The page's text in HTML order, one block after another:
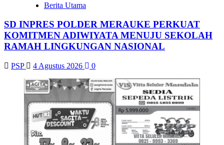
Berita Utama
SD INPRES POLDER MERAUKE PERKUAT
KOMITMEN ADIWIYATA MENUJU SEKOLAH
RAMAH LINGKUNGAN NASIONAL
PSP 4 Agustus 2026 0